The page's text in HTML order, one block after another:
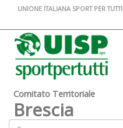
UNIONE ITALIANA SPORT PER TUTTI
Comitato Territoriale
Brescia